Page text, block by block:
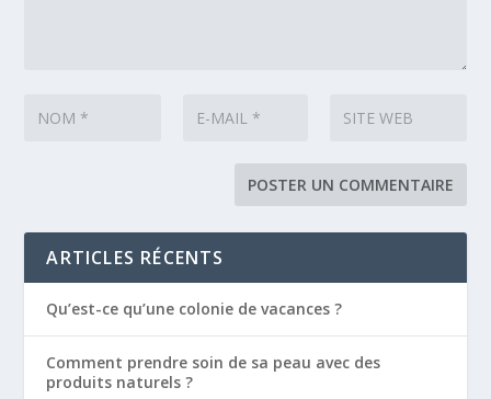
ARTICLES RÉCENTS
Qu’est-ce qu’une colonie de vacances ?
Comment prendre soin de sa peau avec des
produits naturels ?